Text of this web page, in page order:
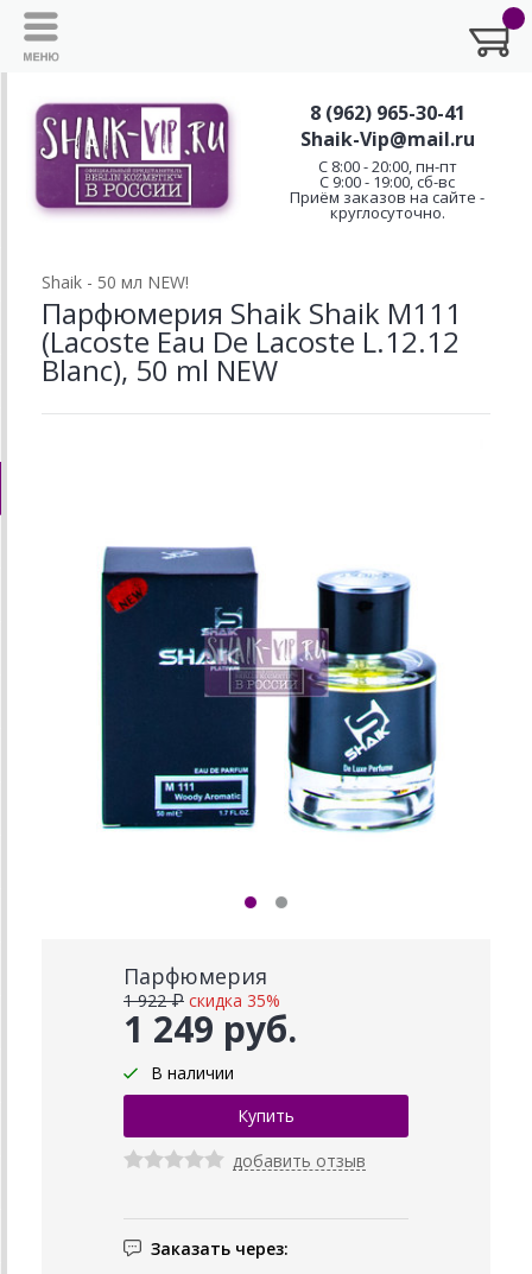
8 (962) 965-30-41
Shaik-Vip@mail.ru
C 8:00 - 20:00, пн-пт
С 9:00 - 19:00, сб-вс
Приём заказов на сайте -
круглосуточно.
Shaik - 50 мл NEW!
Парфюмерия Shaik Shaik M111
(Lacoste Eau De Lacoste L.12.12
Blanc), 50 ml NEW
Парфюмерия
1 249 руб.
1 922 ₽ скидка 35%
В наличии
добавить отзыв
Заказать через: